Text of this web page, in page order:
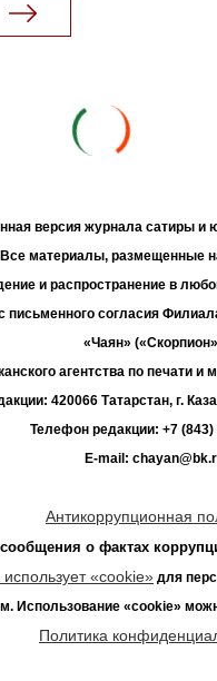
версия журнала сатиры
материалы, размещенные
и распространение в
письменного согласия
«Чаян»
агентства по печати
420066 Татарстан, г.
Телефон редакции: +7 (843)
E-mail:
Антикоррупционная
о фактах
«cookie» для
Использование «cookie»
Политика